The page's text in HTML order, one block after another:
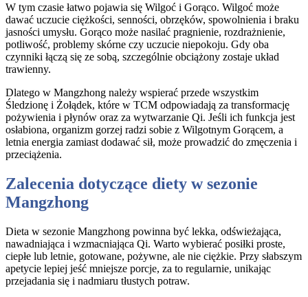
W tym czasie łatwo pojawia się Wilgoć i Gorąco. Wilgoć może
dawać uczucie ciężkości, senności, obrzęków, spowolnienia i braku
jasności umysłu. Gorąco może nasilać pragnienie, rozdrażnienie,
potliwość, problemy skórne czy uczucie niepokoju. Gdy oba
czynniki łączą się ze sobą, szczególnie obciążony zostaje układ
trawienny.
Dlatego w Mangzhong należy wspierać przede wszystkim
Śledzionę i Żołądek, które w TCM odpowiadają za transformację
pożywienia i płynów oraz za wytwarzanie Qi. Jeśli ich funkcja jest
osłabiona, organizm gorzej radzi sobie z Wilgotnym Gorącem, a
letnia energia zamiast dodawać sił, może prowadzić do zmęczenia i
przeciążenia.
Zalecenia dotyczące diety w sezonie
Mangzhong
Dieta w sezonie Mangzhong powinna być lekka, odświeżająca,
nawadniająca i wzmacniająca Qi. Warto wybierać posiłki proste,
ciepłe lub letnie, gotowane, pożywne, ale nie ciężkie. Przy słabszym
apetycie lepiej jeść mniejsze porcje, za to regularnie, unikając
przejadania się i nadmiaru tłustych potraw.